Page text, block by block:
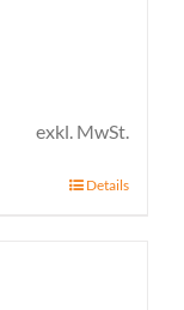
exkl. MwSt.
Details